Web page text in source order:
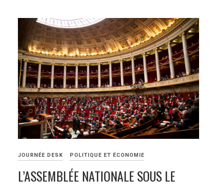
JOURNÉE DESK POLITIQUE ET ÉCONOMIE
L’ASSEMBLÉE NATIONALE SOUS LE